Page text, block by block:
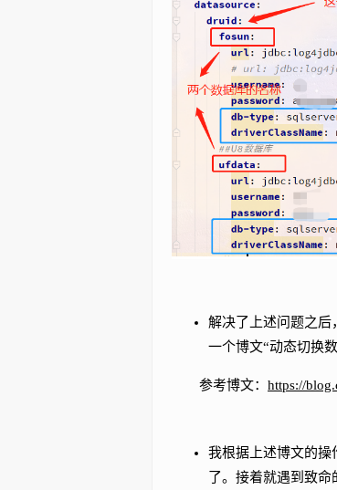
解决了上述问题之后
一个博文“动态切换
参考博文： https://
我根据上述博文的操
了。接着就遇到致